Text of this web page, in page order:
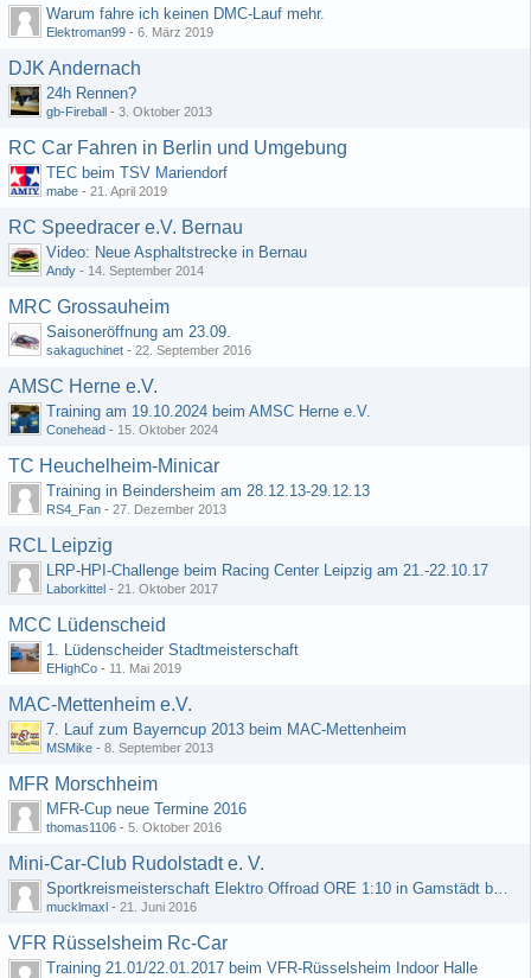
Warum fahre ich keinen DMC-Lauf mehr.
Elektroman99 - 6. März 2019
DJK Andernach
24h Rennen?
gb-Fireball - 3. Oktober 2013
RC Car Fahren in Berlin und Umgebung
TEC beim TSV Mariendorf
mabe - 21. April 2019
RC Speedracer e.V. Bernau
Video: Neue Asphaltstrecke in Bernau
Andy - 14. September 2014
MRC Grossauheim
Saisoneröffnung am 23.09.
sakaguchinet - 22. September 2016
AMSC Herne e.V.
Training am 19.10.2024 beim AMSC Herne e.V.
Conehead - 15. Oktober 2024
TC Heuchelheim-Minicar
Training in Beindersheim am 28.12.13-29.12.13
RS4_Fan - 27. Dezember 2013
RCL Leipzig
LRP-HPI-Challenge beim Racing Center Leipzig am 21.-22.10.17
Laborkittel - 21. Oktober 2017
MCC Lüdenscheid
1. Lüdenscheider Stadtmeisterschaft
EHighCo - 11. Mai 2019
MAC-Mettenheim e.V.
7. Lauf zum Bayerncup 2013 beim MAC-Mettenheim
MSMike - 8. September 2013
MFR Morschheim
MFR-Cup neue Termine 2016
thomas1106 - 5. Oktober 2016
Mini-Car-Club Rudolstadt e. V.
Sportkreismeisterschaft Elektro Offroad ORE 1:10 in Gamstädt bei Erfurt, Outdoor mit Indoor Ausweichmöglichkeit!!!
mucklmaxl - 21. Juni 2016
VFR Rüsselsheim Rc-Car
Training 21.01/22.01.2017 beim VFR-Rüsselsheim Indoor Halle